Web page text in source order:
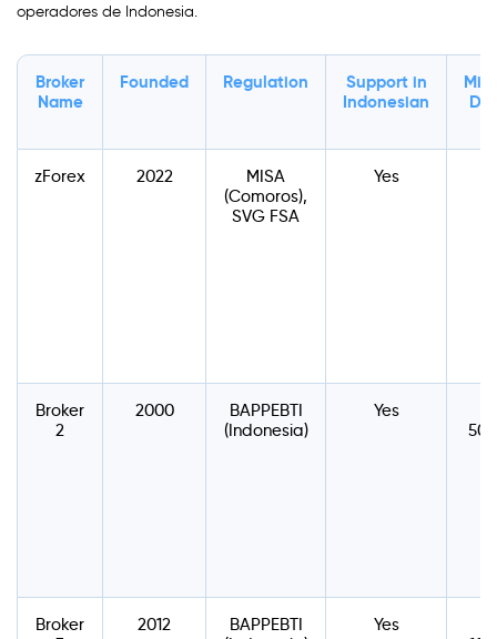
operadores de Indonesia.
Broker
Name
Founded Regulation
Support in
Indonesian
zForex 2022
MISA
(Comoros),
SVG FSA
Yes
Broker
2
2000
BAPPEBTI
(Indonesia)
Yes
Broker
2012
BAPPEBTI
Yes